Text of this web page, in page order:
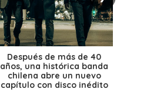
Después de más de 40
años, una histórica banda
chilena abre un nuevo
capítulo con disco inédito